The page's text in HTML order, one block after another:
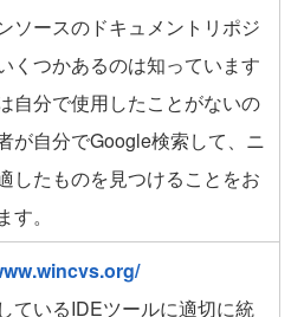
ソースのドキュメントリポジ
くつかあるのは知っています
自分で使用したことがないの
が自分でGoogle検索して、ニ
したものを見つけることをお
す。
ているIDEツールに適切に統